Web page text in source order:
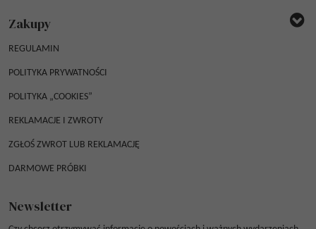
Zakupy
REGULAMIN
POLITYKA PRYWATNOŚCI
POLITYKA „COOKIES”
REKLAMACJE I ZWROTY
ZGŁOŚ ZWROT LUB REKLAMACJĘ
DARMOWE PRÓBKI
Newsletter